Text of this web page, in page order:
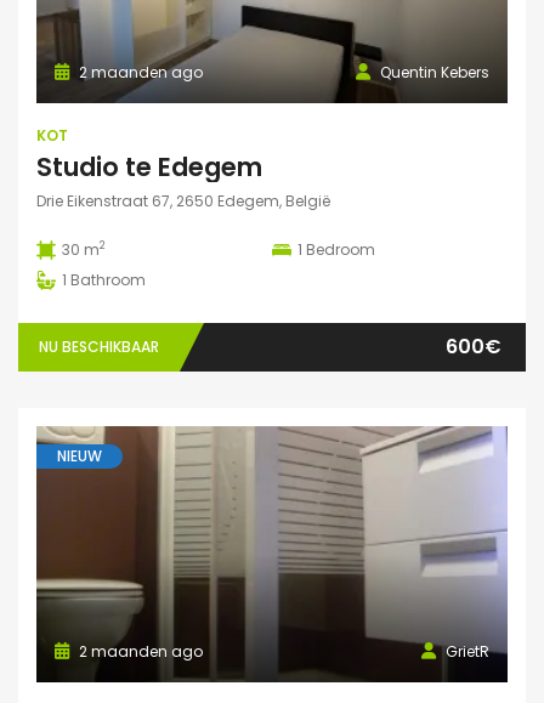
Quentin Kebers
2 maanden ago
KOT
Studio te Edegem
Drie Eikenstraat 67, 2650 Edegem, België
30 m2 1 Bedroom
1 Bathroom
NU BESCHIKBAAR 600€
NIEUW
GrietR
2 maanden ago